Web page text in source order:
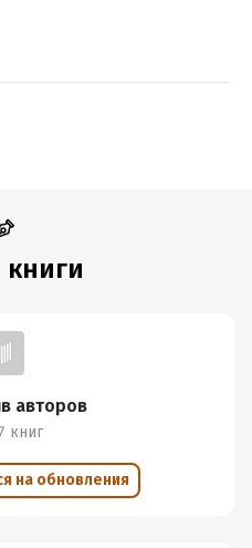
книги
авторов
книг
на обновления